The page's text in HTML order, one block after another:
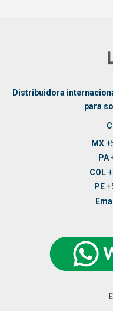
Distribuidora
para
MX
PA
COL
PE